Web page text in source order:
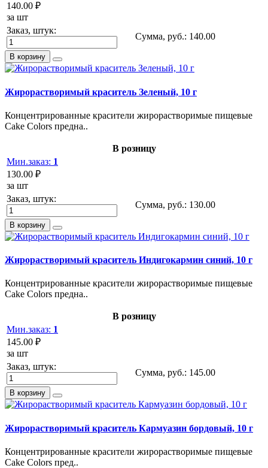
140.00 ₽
за шт
Заказ, штук:
Сумма, руб.: 140.00
В корзину
Жирорастворимый краситель Зеленый, 10 г
Концентрированные красители жирорастворимые пищевые
Cake Colors предна..
В розницу
Мин.заказ: 1
130.00 ₽
за шт
Заказ, штук:
Сумма, руб.: 130.00
В корзину
Жирорастворимый краситель Индигокармин синий, 10 г
Концентрированные красители жирорастворимые пищевые
Cake Colors предна..
В розницу
Мин.заказ: 1
145.00 ₽
за шт
Заказ, штук:
Сумма, руб.: 145.00
В корзину
Жирорастворимый краситель Кармуазин бордовый, 10 г
Концентрированные красители жирорастворимые пищевые
Cake Colors пред..